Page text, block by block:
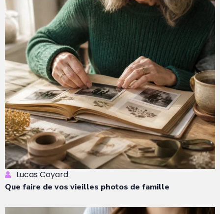
Lucas Coyard
Que faire de vos vieilles photos de famille